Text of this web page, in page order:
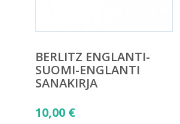
BERLITZ ENGLANTI-
SUOMI-ENGLANTI
SANAKIRJA
10,00 €